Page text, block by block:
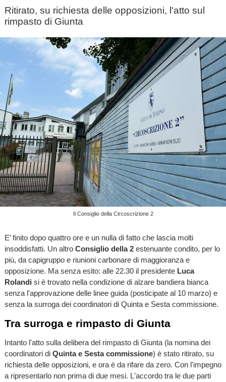
Ritirato, su richiesta delle opposizioni, l'atto sul
rimpasto di Giunta
Il Consiglio della Circoscrizione 2
E’ finito dopo quattro ore e un nulla di fatto che lascia molti
insoddisfatti. Un altro Consiglio della 2estenuante condito, per lo
più, da capigruppo e riunioni carbonare di maggioranza e
opposizione. Ma senza esito: alle 22.30 il presidente Luca
Rolandi si è trovato nella condizione di alzare bandiera bianca
senza l'approvazione delle linee guida (posticipate al 10 marzo) e
senza la surroga dei coordinatori di Quinta e Sesta commissione.
Tra surroga e rimpasto di Giunta
Intanto l'atto sulla delibera del rimpasto di Giunta (la nomina dei
coordinatori di Quinta e Sesta commissione) è stato ritirato, su
richiesta delle opposizioni, e ora è da rifare da zero. Con l'impegno
a ripresentarlo non prima di due mesi. L'accordo tra le due parti